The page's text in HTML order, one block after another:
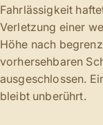
Fahrlässigkeit
Verletzung einer
Höhe nach
vorhersehbaren
ausgeschlossen.
bleibt unberührt.